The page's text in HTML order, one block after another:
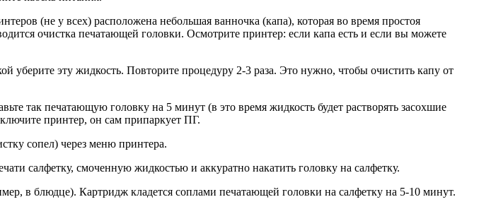
(не у всех) расположена небольшая ванночка (капа), которая во время простоя
очистка печатающей головки. Осмотрите принтер: если капа есть и если вы можете
уберите эту жидкость. Повторите процедуру 2-3 раза. Это нужно, чтобы очистить капу от
так печатающую головку на 5 минут (в это время жидкость будет растворять засохшие
принтер, он сам припаркует ПГ.
сопел) через меню принтера.
салфетку, смоченную жидкостью и аккуратно накатить головку на салфетку.
в блюдце). Картридж кладется соплами печатающей головки на салфетку на 5-10 минут.